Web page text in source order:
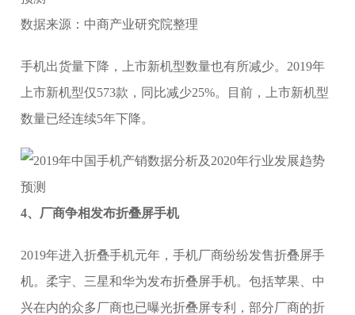
数据来源：中商产业研究院整理
手机出货量下降，上市新机型数量也有所减少。2019年
上市新机型仅573款，同比减少25%。目前，上市新机型
数量已经连续5年下降。
4、厂商争相发布折叠屏手机
2019年进入折叠手机元年，手机厂商纷纷发售折叠屏手
机。柔宇、三星和华为发布折叠屏手机。包括苹果、中
兴在内的众多厂商也已曝光折叠屏专利，部分厂商的折